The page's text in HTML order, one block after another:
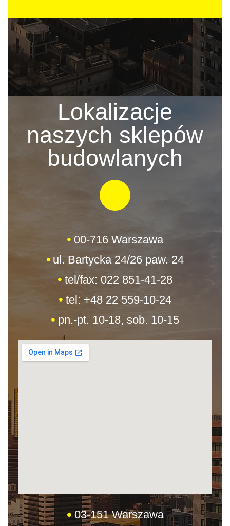
Lokalizacje
naszych sklepów
budowlanych
00-716 Warszawa
ul. Bartycka 24/26 paw. 24
tel/fax: 022 851-41-28
tel: +48 22 559-10-24
pn.-pt. 10-18, sob. 10-15
03-151 Warszawa